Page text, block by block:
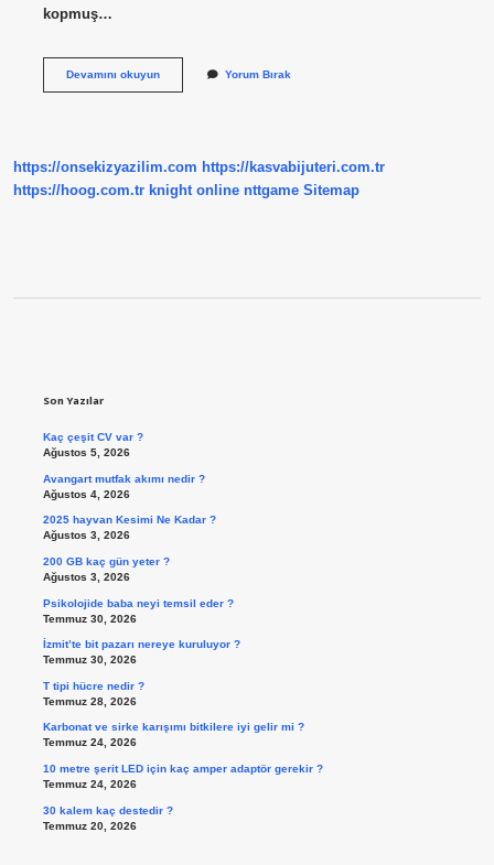
kopmuş…
Devamını okuyunKafa
Olur
Yorum Bırak
https://onsekizyazilim.com https://kasvabijuteri.com.tr
https://hoog.com.tr knight online nttgame Sitemap
Son Yazılar
Kaç çeşit CV var ?
Ağustos 5, 2026
Avangart mutfak akımı nedir ?
Ağustos 4, 2026
2025 hayvan Kesimi Ne Kadar ?
Ağustos 3, 2026
200 GB kaç gün yeter ?
Ağustos 3, 2026
Psikolojide baba neyi temsil eder ?
Temmuz 30, 2026
İzmit’te bit pazarı nereye kuruluyor ?
Temmuz 30, 2026
T tipi hücre nedir ?
Temmuz 28, 2026
Karbonat ve sirke karışımı bitkilere iyi gelir mi ?
Temmuz 24, 2026
10 metre şerit LED için kaç amper adaptör gerekir ?
Temmuz 24, 2026
30 kalem kaç destedir ?
Temmuz 20, 2026